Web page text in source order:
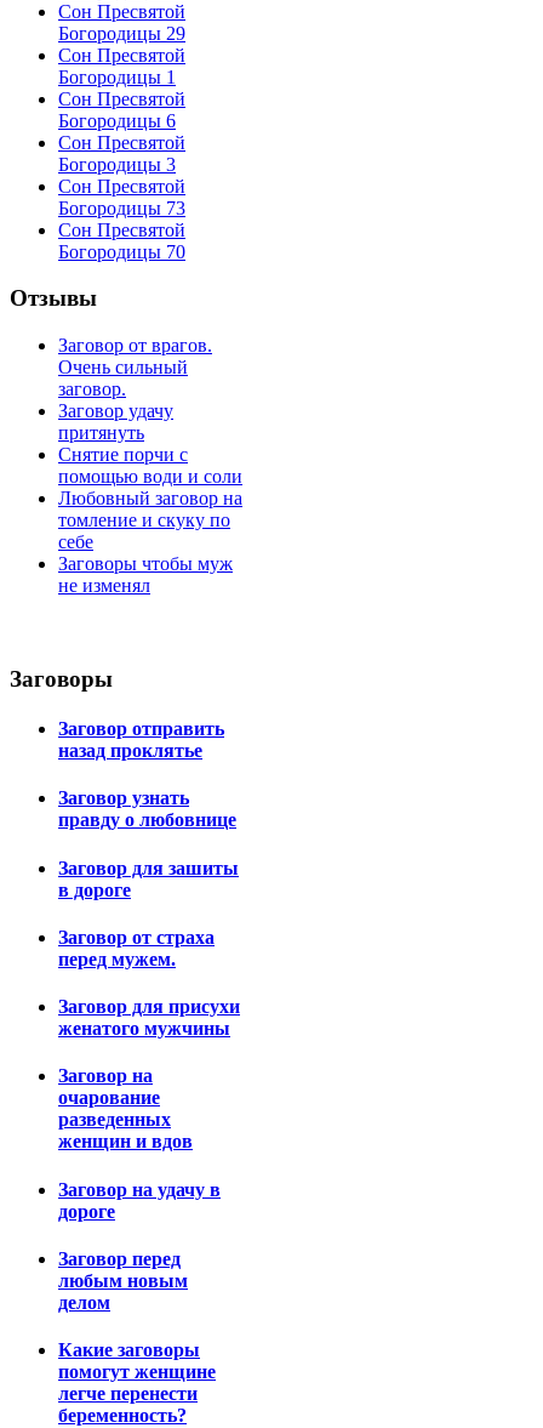
Сон Пресвятой
Богородицы 29
Сон Пресвятой
Богородицы 1
Сон Пресвятой
Богородицы 6
Сон Пресвятой
Богородицы 3
Сон Пресвятой
Богородицы 73
Сон Пресвятой
Богородицы 70
Отзывы
Заговор от врагов.
Очень сильный
заговор.
Заговор удачу
притянуть
Снятие порчи с
помощью води и соли
Любовный заговор на
томление и скуку по
себе
Заговоры чтобы муж
не изменял
Заговоры
Заговор отправить
назад проклятье
Заговор узнать
правду о любовнице
Заговор для зашиты
в дороге
Заговор от страха
перед мужем.
Заговор для присухи
женатого мужчины
Заговор на
очарование
разведенных
женщин и вдов
Заговор на удачу в
дороге
Заговор перед
любым новым
делом
Какие заговоры
помогут женщине
легче перенести
беременность?